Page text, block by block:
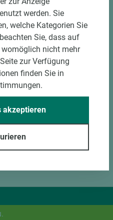
Moosgrün
Stärke (mm)
8
werden. Sie
welche Kategorien Sie
Sie, dass auf
womöglich nicht mehr
zur Verfügung
finden Sie in
akzeptieren